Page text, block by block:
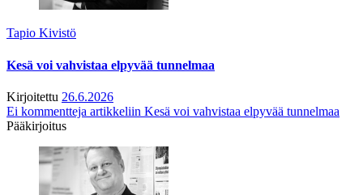
Tapio Kivistö
Kesä voi vahvistaa elpyvää tunnelmaa
Kirjoitettu 26.6.2026
Ei kommentteja artikkeliin Kesä voi vahvistaa elpyvää tunnelmaa
Pääkirjoitus